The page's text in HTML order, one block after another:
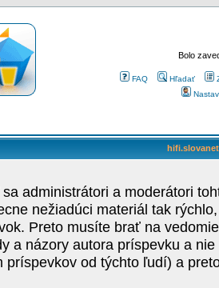
Bolo
FAQ Hľadať
administrátori a moderátori
nežiadúci materiál tak
Preto musíte brať na
a názory autora príspevku a
príspevkov od týchto ľudí) a